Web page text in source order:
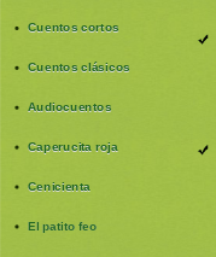
Cuentos cortos
Cuentos clásicos
Audiocuentos
Caperucita roja
Cenicienta
El patito feo